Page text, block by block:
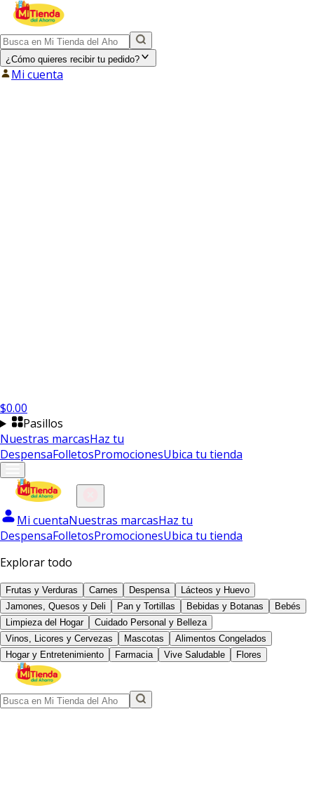
¿Cómo quieres recibir tu pedido?
Mi cuenta
$0.00
Pasillos
Nuestras marcasHaz tu
DespensaFolletosPromocionesUbica tu tienda
Mi cuentaNuestras marcasHaz tu
DespensaFolletosPromocionesUbica tu tienda
Explorar todo
Frutas y Verduras Carnes Despensa
Lácteos y Huevo
Jamones, Quesos y Deli
Pan y Tortillas Bebidas y Botanas
Bebés
Limpieza del Hogar
Cuidado Personal y Belleza
Vinos, Licores y Cervezas
Mascotas
Alimentos Congelados
Hogar y Entretenimiento
Farmacia Vive Saludable Flores